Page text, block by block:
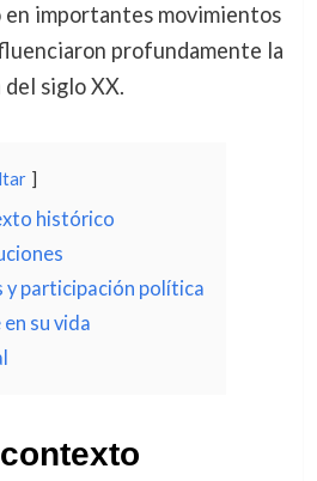
importantes movimientos
profundamente la
siglo XX.
histórico
participación política
su vida